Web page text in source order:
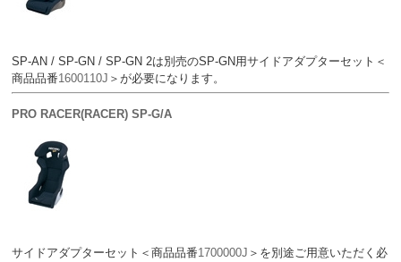
SP-AN / SP-GN / SP-GN 2は別売のSP-GN用サイドアダプターセット＜
商品品番1600110J ＞が必要になります。
PRO RACER(RACER) SP-G/A
サイドアダプターセット＜商品品番1700000J ＞を別途ご用意いただく必